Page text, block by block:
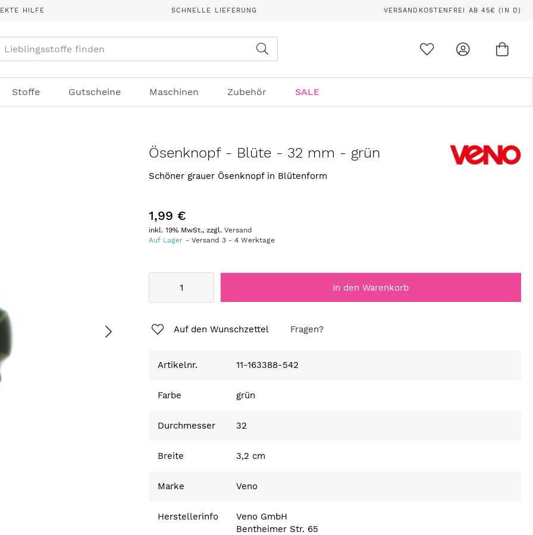
HILFE SCHNELLE LIEFERUNG VERSANDKOSTENFREI AB 45€ (IN D)
Stoffe Gutscheine Maschinen Zubehör SALE
Ösenknopf - Blüte - 32 mm - grün
Schöner grauer Ösenknopf in Blütenform
1,99 €
inkl. 19% MwSt., zzgl.Versand
Auf Lager
Versand3 -4 Werktage
In den Warenkorb
Auf den Wunschzettel Fragen?
Artikelnr. 11-163388-542
Farbe grün
Durchmesser 32
Breite 3,2 cm
Marke Veno
Herstellerinfo
Veno GmbH
Bentheimer Str. 65